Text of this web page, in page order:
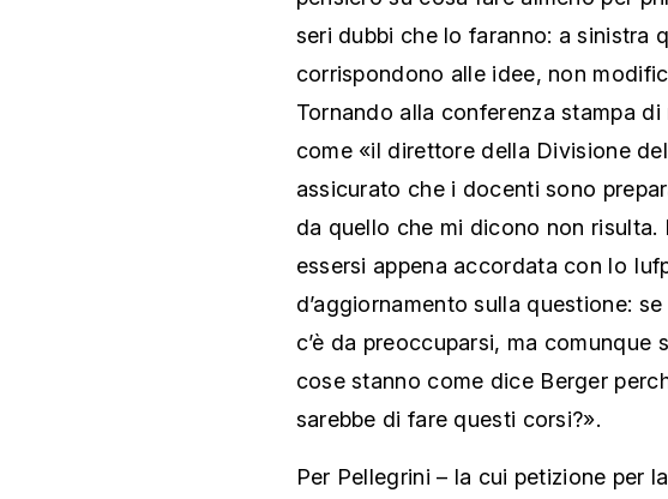
seri dubbi che lo faranno: a sinistra
corrispondono alle idee, non
Tornando alla conferenza stampa
come «il direttore della Divisione
assicurato che i docenti sono
da quello che mi dicono non
essersi appena accordata con lo
d’aggiornamento sulla questione:
c’è da preoccuparsi, ma comunque
cose stanno come dice Berger
sarebbe di fare questi corsi?».
Per Pellegrini – la cui petizione per